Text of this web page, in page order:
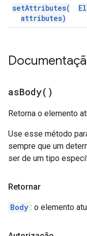
setAttributes(
attributes)
asBody( )
Retorna o elemento
Use esse método
sempre que um
ser de um tipo
Retornar
Body : o elemento